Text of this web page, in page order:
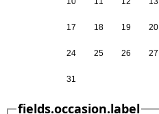
17 18 19 20
24 25 26 27
31
fields.occasion.label